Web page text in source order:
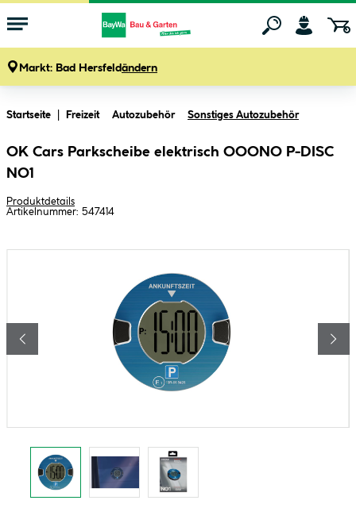
Markt: Bad Hersfeldändern
Startseite Freizeit Autozubehör Sonstiges Autozubehör
OK Cars Parkscheibe elektrisch OOONO P-DISC
NO1
Produktdetails
Artikelnummer: 547414